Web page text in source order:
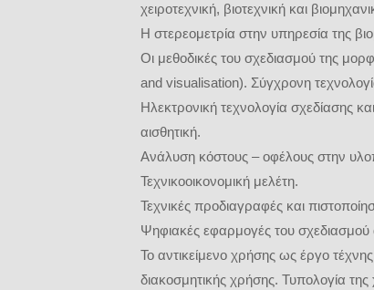
χειροτεχνική, βιοτεχνική και
Η στερεομετρία στην υπηρεσία της
Οι μεθοδικές του σχεδιασμού της
and visualisation). Σύγχρονη
Ηλεκτρονική τεχνολογία σχεδίασης
αισθητική.
Ανάλυση κόστους – οφέλους στην
Τεχνικοοικονομική μελέτη.
Τεχνικές προδιαγραφές και
Ψηφιακές εφαρμογές του σχεδιασμού
Το αντικείμενο χρήσης ως έργο
διακοσμητικής χρήσης. Τυπολογία της